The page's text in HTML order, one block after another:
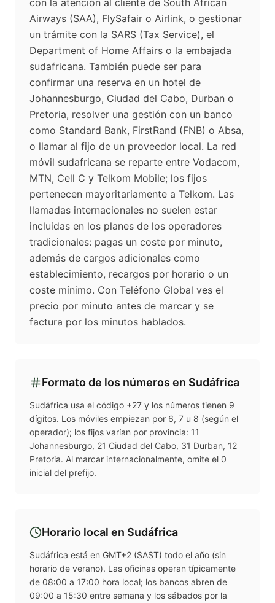
con la atención al cliente de South African
Airways (SAA), FlySafair o Airlink, o gestionar
un trámite con la SARS (Tax Service), el
Department of Home Affairs o la embajada
sudafricana. También puede ser para
confirmar una reserva en un hotel de
Johannesburgo, Ciudad del Cabo, Durban o
Pretoria, resolver una gestión con un banco
como Standard Bank, FirstRand (FNB) o Absa,
o llamar al fijo de un proveedor local. La red
móvil sudafricana se reparte entre Vodacom,
MTN, Cell C y Telkom Mobile; los fijos
pertenecen mayoritariamente a Telkom. Las
llamadas internacionales no suelen estar
incluidas en los planes de los operadores
tradicionales: pagas un coste por minuto,
además de cargos adicionales como
establecimiento, recargos por horario o un
coste mínimo. Con Teléfono Global ves el
precio por minuto antes de marcar y se
factura por los minutos hablados.
Formato de los números en Sudáfrica
Sudáfrica usa el código +27 y los números tienen 9
dígitos. Los móviles empiezan por 6, 7 u 8 (según el
operador); los fijos varían por provincia: 11
Johannesburgo, 21 Ciudad del Cabo, 31 Durban, 12
Pretoria. Al marcar internacionalmente, omite el 0
inicial del prefijo.
Horario local en Sudáfrica
Sudáfrica está en GMT+2 (SAST) todo el año (sin
horario de verano). Las oficinas operan típicamente
de 08:00 a 17:00 hora local; los bancos abren de
09:00 a 15:30 entre semana y los sábados por la